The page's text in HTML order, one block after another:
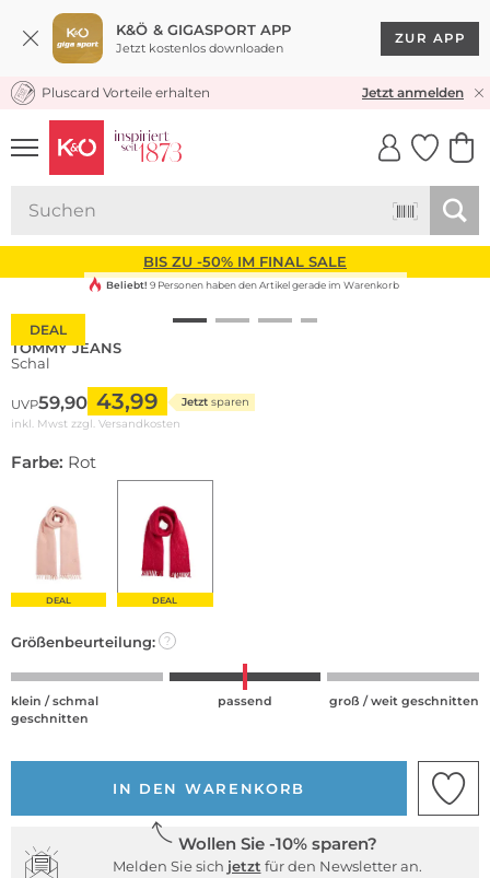
K&Ö & GIGASPORT APP
Jetzt kostenlos downloaden
ZUR APP
KOSTENLOSER VERSAND* & RÜCKVERSAND
Pluscard Vorteile erhalten Jetzt anmelden
UNSERE APP
CLICK &
BIS ZU -50% IM FINAL SALE
DEAL
Beliebt! 9 Personen haben den Artikel gerade im Warenkorb
TOMMY JEANS
Schal
UVP59,90 43,99 Jetzt sparen
inkl. Mwst zzgl. Versandkosten
Farbe: Rot
DEAL DEAL
Größenbeurteilung: ?
klein / schmal
geschnitten
passend groß / weit geschnitten
IN DEN WARENKORB
Wollen Sie -10% sparen?
Melden Sie sich jetzt für den Newsletter an.